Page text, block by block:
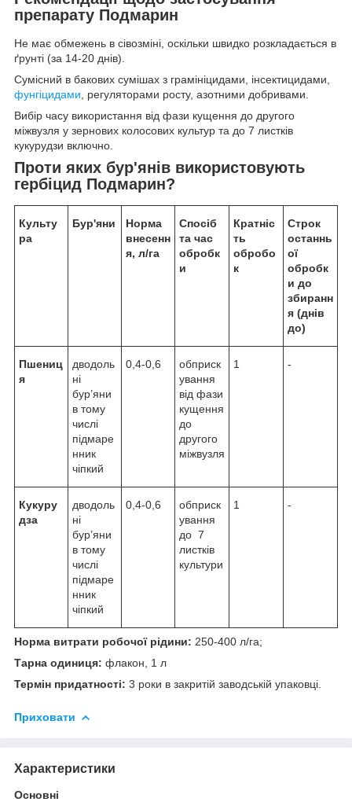
препарату Подмарин
Не має обмежень в сівозміні, оскільки швидко розкладається в
ґрунті (за 14-20 днів).
Сумісний в бакових сумішах з грамініцидами, інсектицидами,
фунгіцидами , регуляторами росту, азотними добривами.
Вибір часу використання від фази кущення до другого
міжвузля у зернових колосових культур та до 7 листків
кукурудзи включно.
Проти яких бур'янів використовують
гербіцид Подмарин?
Культу
ра
Бур'яни
Норма
внесенн
я, л/га
Спосіб
та час
обробк
и
Кратніс
ть
обробо
к
Строк
останнь
ої
обробк
и до
збиранн
я (днів
до)
Пшениц
я
дводоль
ні
бур’яни
в тому
числі
підмаре
нник
чіпкий
0,4-0,6
обприск
ування
від фази
кущення
до
другого
міжвузля
1 -
Кукуру
дза
дводоль
ні
бур’яни
в тому
числі
підмаре
нник
чіпкий
0,4-0,6
обприск
ування
до 7
листків
культури
1 -
Норма витрати робочої рідини: 250-400 л/га;
Тарна одиниця: флакон, 1 л
Термін придатності: 3 роки в закритій заводській упаковці.
Приховати
Характеристики
Основні